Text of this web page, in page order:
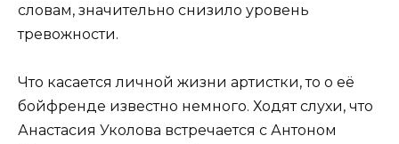
словам, значительно снизило уровень
тревожности.
Что касается личной жизни артистки, то о её
бойфренде известно немного. Ходят слухи, что
Анастасия Уколова встречается с Антоном